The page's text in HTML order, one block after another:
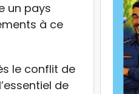
un pays
à ce
le conflit de
de